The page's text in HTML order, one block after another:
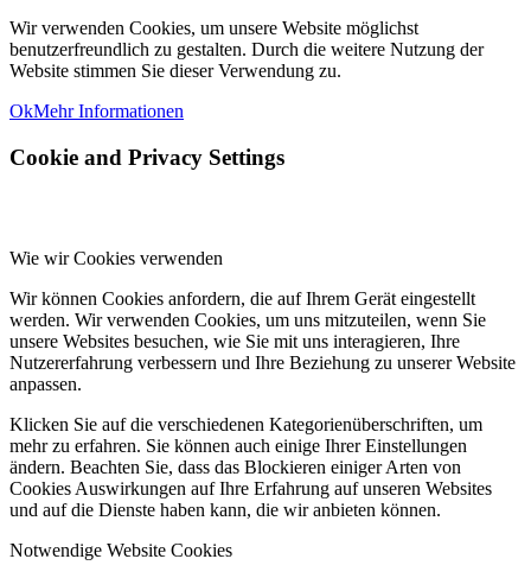
Wir verwenden Cookies, um unsere Website möglichst
benutzerfreundlich zu gestalten. Durch die weitere Nutzung der
Website stimmen Sie dieser Verwendung zu.
OkMehr Informationen
Cookie and Privacy Settings
Wie wir Cookies verwenden
Wir können Cookies anfordern, die auf Ihrem Gerät eingestellt
werden. Wir verwenden Cookies, um uns mitzuteilen, wenn Sie
unsere Websites besuchen, wie Sie mit uns interagieren, Ihre
Nutzererfahrung verbessern und Ihre Beziehung zu unserer Website
anpassen.
Klicken Sie auf die verschiedenen Kategorienüberschriften, um
mehr zu erfahren. Sie können auch einige Ihrer Einstellungen
ändern. Beachten Sie, dass das Blockieren einiger Arten von
Cookies Auswirkungen auf Ihre Erfahrung auf unseren Websites
und auf die Dienste haben kann, die wir anbieten können.
Notwendige Website Cookies